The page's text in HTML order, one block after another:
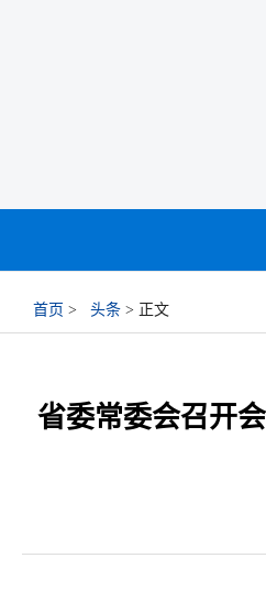
首页 > 头条 > 正文
省委常委会召开